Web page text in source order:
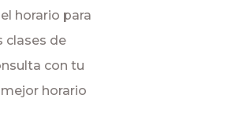
horario para
clases de
con tu
horario